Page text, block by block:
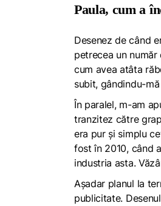
Paula, cum a
Desenez de când
petrecea un
cum avea atâta
subit, gândindu-
În paralel, m-am
tranzitez către
era pur și simplu
fost în 2010, când
industria asta.
Așadar planul la
publicitate.